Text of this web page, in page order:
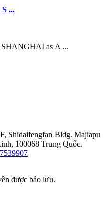
...
as A ...
Shidaifengfan Bldg. Majiapu
100068 Trung Quốc.
được bảo lưu.